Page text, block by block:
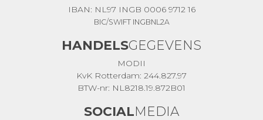
IBAN: NL97 INGB 0006 9712 16
BIC/SWIFT INGBNL2A
HANDELSGEGEVENS
MODII
KvK Rotterdam: 244.827.97
BTW-nr: NL8218.19.872B01
SOCIALMEDIA